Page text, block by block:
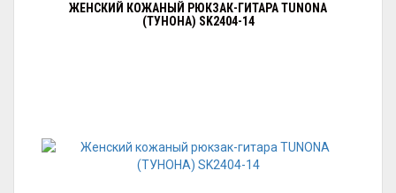
ЖЕНСКИЙ КОЖАНЫЙ РЮКЗАК-ГИТАРА TUNONA
(ТУНОНА) SK2404-14